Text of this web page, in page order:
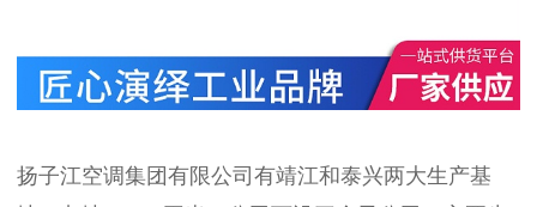
扬子江空调集团有限公司有靖江和泰兴两大生产基